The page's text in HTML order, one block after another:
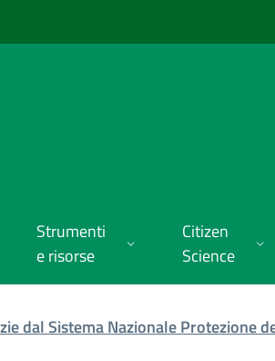
Strumenti
e risorse
Citizen
Science
dal Sistema Nazionale Protezione